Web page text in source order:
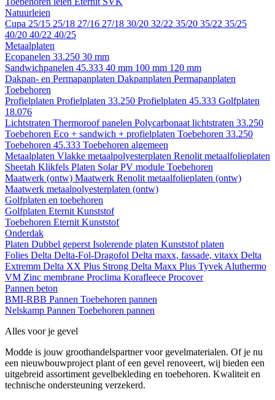
Natuurleien
Cupa 25/15 25/18 27/16 27/18 30/20 32/22 35/20 35/22 35/25
40/20 40/22 40/25
Metaalplaten
Ecopanelen 33.250 30 mm
Sandwichpanelen 45.333 40 mm 100 mm 120 mm
Dakpan- en Permapanplaten Dakpanplaten Permapanplaten
Toebehoren
Profielplaten Profielplaten 33.250 Profielplaten 45.333 Golfplaten
18.076
Lichtstraten Thermoroof panelen Polycarbonaat lichtstraten 33.250
Toebehoren Eco + sandwich + profielplaten Toebehoren 33.250
Toebehoren 45.333 Toebehoren algemeen
Metaalplaten Vlakke metaalpolyesterplaten Renolit metaalfolieplaten
Sheetah Klikfels Platen Solar PV module Toebehoren
Maatwerk (ontw) Maatwerk Renolit metaalfolieplaten (ontw)
Maatwerk metaalpolyesterplaten (ontw)
Golfplaten en toebehoren
Golfplaten Eternit Kunststof
Toebehoren Eternit Kunststof
Onderdak
Platen Dubbel geperst Isolerende platen Kunststof platen
Folies Delta Delta-Fol-Dragofol Delta maxx, fassade, vitaxx Delta
Extremm Delta XX Plus Strong Delta Maxx Plus Tyvek Aluthermo
VM Zinc membrane Proclima Korafleece Procover
Pannen beton
BMI-RBB Pannen Toebehoren pannen
Nelskamp Pannen Toebehoren pannen
Alles voor je gevel
Modde is jouw groothandelspartner voor gevelmaterialen. Of je nu
een nieuwbouwproject plant of een gevel renoveert, wij bieden een
uitgebreid assortiment gevelbekleding en toebehoren. Kwaliteit en
technische ondersteuning verzekerd.